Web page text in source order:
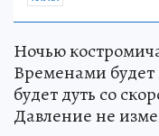
Ночью
Временами
будет дуть со
Давление не